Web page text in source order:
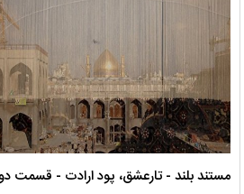
نماهنگ صحن حضرت زهرا سلام الله علیها